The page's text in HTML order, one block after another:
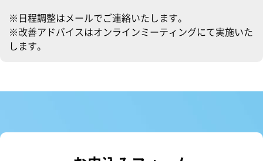
※日程調整はメールでご連絡いたします。
※改善アドバイスはオンラインミーティングにて実施いた
します。